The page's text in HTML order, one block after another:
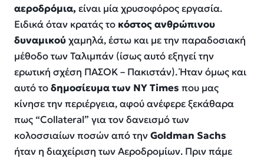
αεροδρόμια, είναι μία χρυσοφόρος εργασία.
Ειδικά όταν κρατάς το κόστος ανθρώπινου
δυναμικούχαμηλά, έστω και με την παραδοσιακή
μέθοδο των Ταλιμπάν (ίσως αυτό εξηγεί την
ερωτική σχέση ΠΑΣΟΚ – Πακιστάν). Ήταν όμως και
αυτό τοδημοσίευμα των NY Times που μας
κίνησε την περιέργεια, αφού ανέφερε ξεκάθαρα
πως “Collateral” για τον δανεισμό των
κολοσσιαίων ποσών από τηνGoldman Sachs
ήταν η διαχείριση των Αεροδρομίων. Πριν πάμε